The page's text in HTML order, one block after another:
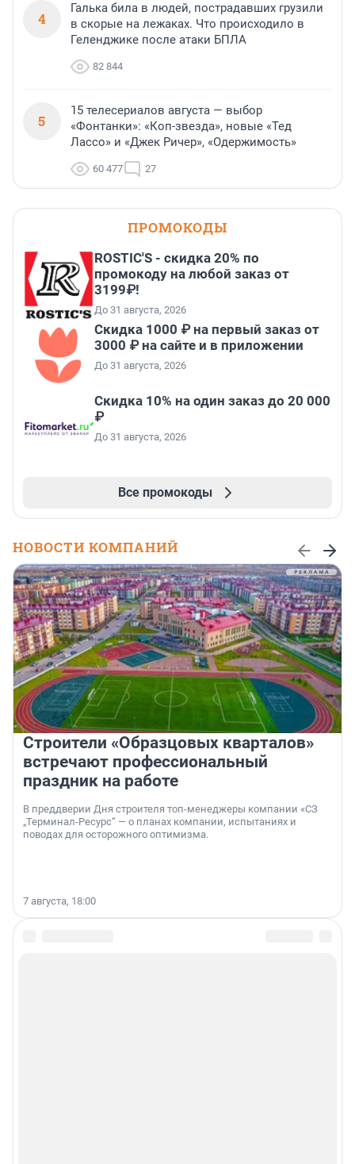
4
Галька била в людей, пострадавших грузили
в скорые на лежаках. Что происходило в
Геленджике после атаки БПЛА
82 844
5
15 телесериалов августа — выбор
«Фонтанки»: «Коп-звезда», новые «Тед
Лассо» и «Джек Ричер», «Одержимость»
60 477 27
ПРОМОКОДЫ
ROSTIC'S - скидка 20% по
промокоду на любой заказ от
3199₽!
До 31 августа, 2026
Скидка 1000 ₽ на первый заказ от
3000 ₽ на сайте и в приложении
До 31 августа, 2026
Скидка 10% на один заказ до 20 000
₽
До 31 августа, 2026
Все промокоды
НОВОСТИ КОМПАНИЙ
Строители «Образцовых кварталов»
встречают профессиональный
праздник на работе
В преддверии Дня строителя топ-менеджеры компании «СЗ
„Терминал-Ресурс“ — о планах компании, испытаниях и
поводах для осторожного оптимизма.
7 августа, 18:00